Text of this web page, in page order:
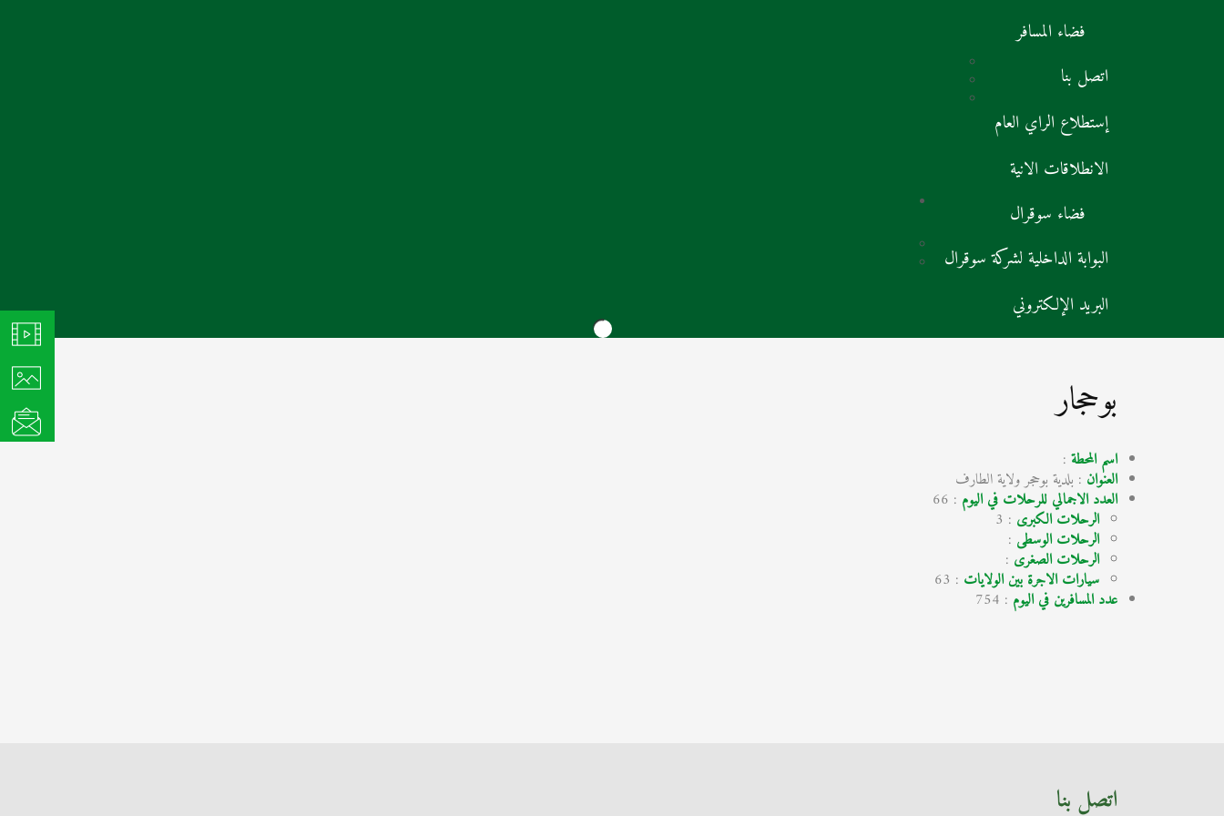
فضاء المسافر
اتصل بنا
إستطلاع الراي العام
الانطلاقات الانية
فضاء سوقرال
البوابة الداخلية لشركة سوقرال
البريد الإلكتروني
بوحجار
اسم المحطة :
العنوان : بلدية بوحجر ولاية الطارف
العدد الاجمالي للرحلات في اليوم : 66
الرحلات الكبرى : 3
الرحلات الوسطى :
الرحلات الصغرى :
سيارات الاجرة بين الولايات : 63
عدد المسافرين في اليوم : 754
اتصل بنا